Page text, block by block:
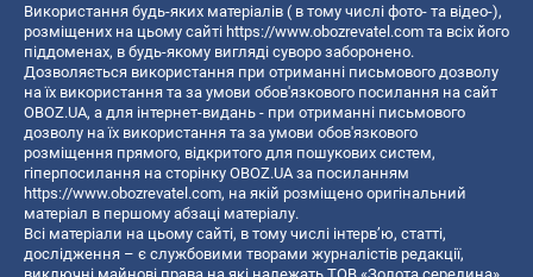
Використання будь-яких матеріалів ( в тому числі фото- та відео-),
розміщених на цьому сайті https://www.obozrevatel.com та всіх його
піддоменах, в будь-якому вигляді суворо заборонено.
Дозволяється використання при отриманні письмового дозволу
на їх використання та за умови обов'язкового посилання на сайт
OBOZ.UA, а для інтернет-видань - при отриманні письмового
дозволу на їх використання та за умови обов'язкового
розміщення прямого, відкритого для пошукових систем,
гіперпосилання на сторінку OBOZ.UA за посиланням
https://www.obozrevatel.com, на якій розміщено оригінальний
матеріал в першому абзаці матеріалу.
Всі матеріали на цьому сайті, в тому числі інтерв’ю, статті,
дослідження – є службовими творами журналістів редакції,